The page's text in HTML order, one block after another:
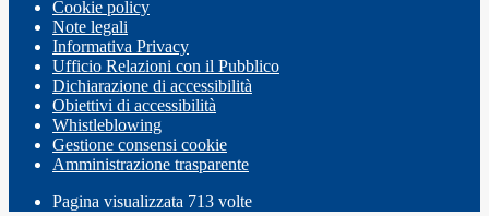
Cookie policy
Note legali
Informativa Privacy
Ufficio Relazioni con il Pubblico
Dichiarazione di accessibilità
Obiettivi di accessibilità
Whistleblowing
Gestione consensi cookie
Amministrazione trasparente
Pagina visualizzata 713 volte